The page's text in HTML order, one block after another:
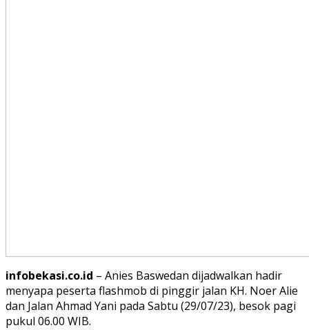
infobekasi.co.id – Anies Baswedan dijadwalkan hadir
menyapa peserta flashmob di pinggir jalan KH. Noer Alie
dan Jalan Ahmad Yani pada Sabtu (29/07/23), besok pagi
pukul 06.00 WIB.